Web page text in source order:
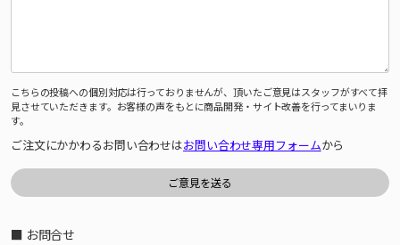
こちらの投稿への個別対応は行っておりませんが、頂いたご意見はスタッフがすべて拝
見させていただきます。お客様の声をもとに商品開発・サイト改善を行ってまいりま
す。
ご注文にかかわるお問い合わせはお問い合わせ専用フォームから
■ お問合せ